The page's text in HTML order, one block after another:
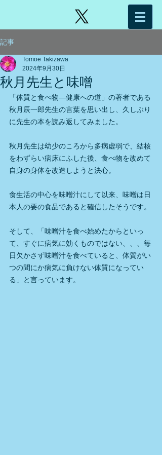
記事
秋月先生と味噌
Tomoe Takizawa
2024年9月30日
「体質と食べ物―健康への道」の著者である
秋月辰一郎先生の言葉を思い出し、久しぶり
に先生の本を読み返してみました。
秋月先生は幼少のころから多病虚弱で、結核
をわずらい病床にふした後、食べ物を改めて
自身の身体を改造しようと決心。
食生活の中心を味噌汁にして以来、味噌は日
本人の要の食品であると確信したそうです。
そして、「味噌汁を食べ始めたからといっ
て、すぐに病気に効くものではない、、、毎
日欠かさず味噌汁を食べていると、体質がい
つの間にか病気に負けない体質になってい
る」と言っています。